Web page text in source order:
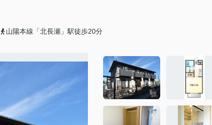
山陽本線「北長瀬」駅徒歩20分